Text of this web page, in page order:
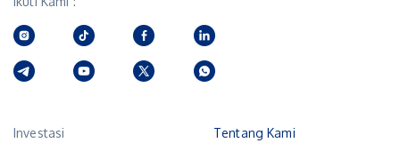
Investasi Tentang Kami